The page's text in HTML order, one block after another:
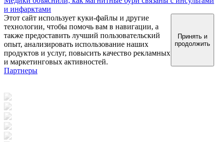
и инфарктами
Этот сайт использует куки-файлы и другие
технологии, чтобы помочь вам в навигации, а
также предоставить лучший пользовательский
опыт, анализировать использование наших
продуктов и услуг, повысить качество рекламных
и маркетинговых активностей.
Принять и
продолжить
Партнеры